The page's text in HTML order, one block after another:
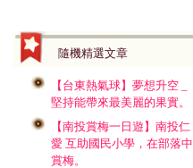
隨機精選文章
【台東熱氣球】夢想升空 _
堅持能帶來最美麗的果實。
【南投賞梅一日遊】南投仁
愛 互助國民小學，在部落中
賞梅。